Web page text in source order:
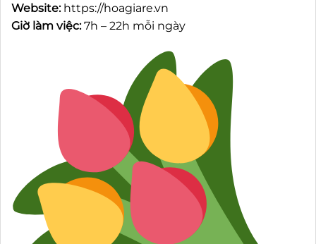
Website: https://hoagiare.vn
Giờ làm việc:7h – 22h mỗi ngày